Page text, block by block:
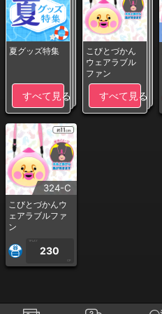
夏グッズ特集
すべて見る
こびとづかん
ウェアラブル
ファン
すべて見る
324-C
こびとづかんウ
ェアラブルファ
ン
1PLAY
230
CP